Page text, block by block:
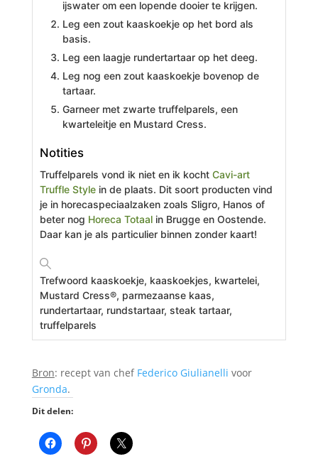
ijswater om een lopende dooier te krijgen.
Leg een zout kaaskoekje op het bord als
basis.
Leg een laagje rundertartaar op het deeg.
Leg nog een zout kaaskoekje bovenop de
tartaar.
Garneer met zwarte truffelparels, een
kwarteleitje en Mustard Cress.
Notities
Truffelparels vond ik niet en ik kocht Cavi-art
Truffle Stylein de plaats. Dit soort producten vind
je in horecaspeciaalzaken zoals Sligro, Hanos of
beter nog Horeca Totaalin Brugge en Oostende.
Daar kan je als particulier binnen zonder kaart!
Trefwoord kaaskoekje, kaaskoekjes, kwartelei,
Mustard Cress®, parmezaanse kaas,
rundertartaar, rundstartaar, steak tartaar,
truffelparels
Bron: recept van chef Federico Giulianelli voor
Gronda.
Dit delen: